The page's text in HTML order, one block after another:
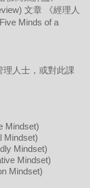
文章 《經理人
Minds of a
理人士，或對此課
Mindset)
Mindset)
Mindset)
Mindset)
Mindset)